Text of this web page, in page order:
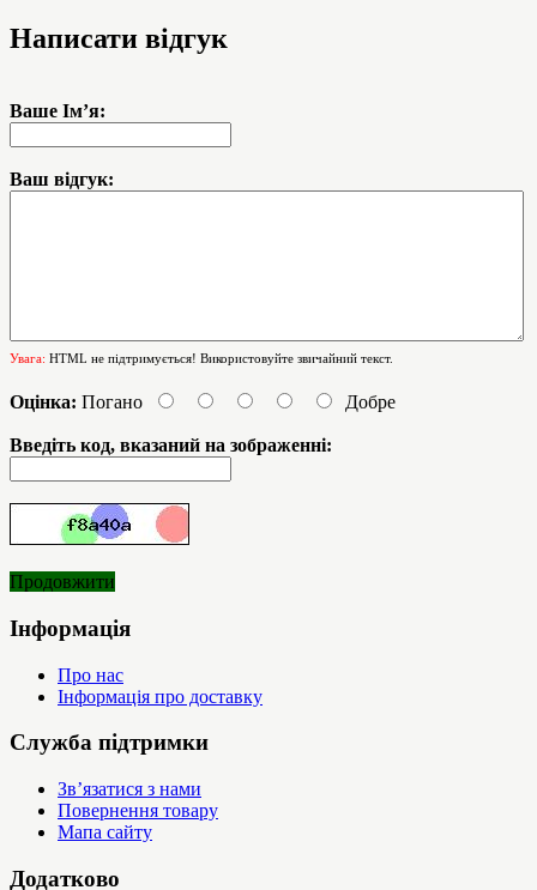
Написати відгук
Ваше Ім’я:
Ваш відгук:
Увага: HTML не підтримується! Використовуйте звичайний текст.
Оцінка: Погано Добре
Введіть код, вказаний на зображенні:
Продовжити
Інформація
Про нас
Інформація про доставку
Служба підтримки
Зв’язатися з нами
Повернення товару
Мапа сайту
Додатково